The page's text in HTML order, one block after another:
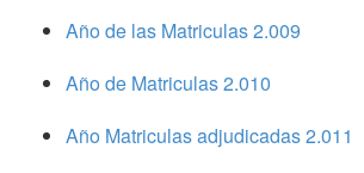
Año de las Matriculas 2.009
Año de Matriculas 2.010
Año Matriculas adjudicadas 2.011